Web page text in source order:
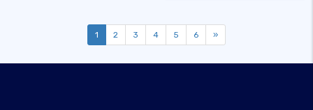
1 2 3 4 5 6 »